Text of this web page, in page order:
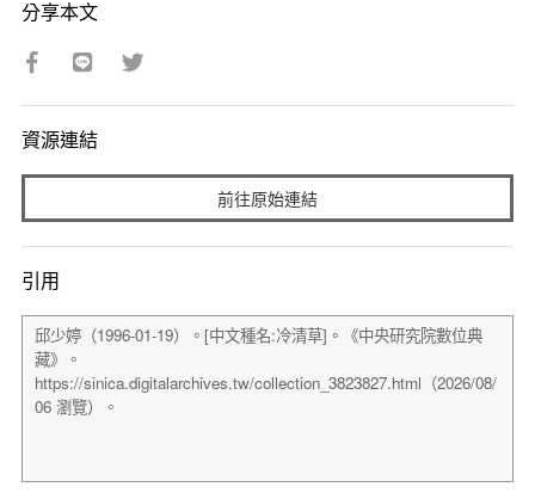
分享本文
資源連結
前往原始連結
引用